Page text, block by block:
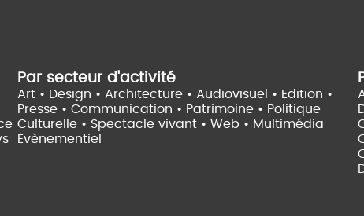
Par secteur d'activité
Art • Design • Architecture • Audiovisuel • Edition •
Presse • Communication • Patrimoine • Politique
Culturelle • Spectacle vivant • Web • Multimédia
Evènementiel